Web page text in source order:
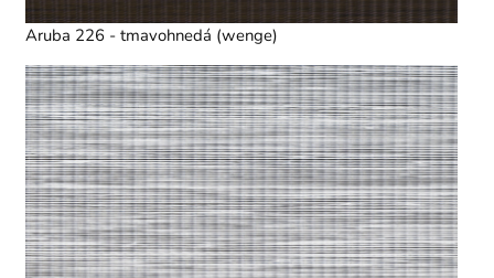
Aruba 226 - tmavohnedá (wenge)